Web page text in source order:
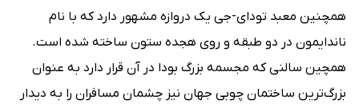
همچنین معبد تودای-جی یک دروازه مشهور دارد که با نام
ناندایمون در دو طبقه و روی هجده ستون ساخته شده است.
همچین سالنی که مجسمه بزرگ بودا در آن قرار دارد به عنوان
بزرگ‌ترین ساختمان چوبی جهان نیز چشمان مسافران را به دیدار